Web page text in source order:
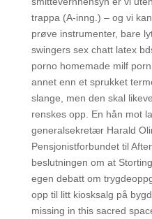
trappa (A-inng.) – og vi
prøve instrumenter, bare
swingers sex chatt latex
porno homemade milf
annet enn et sprukket
slange, men den skal
renskes opp. En hån mot
generalsekretær Harald
Pensjonistforbundet til
beslutningen om at
egen debatt om
opp til litt kiosksalg på
missing in this sacred